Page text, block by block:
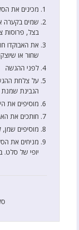
מכינים את
שמים בקערה
בצל, פרוסות
את האבוקדו
שחור או
לפני ההגשה
על צלחת
הגבינת שמנת
מוסיפים את
חותכים את
מוסיפים שמן,
מניחים את
יופי של סלט.